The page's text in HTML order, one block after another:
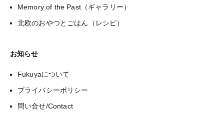
Memory of the Past（ギャラリー）
北欧のおやつとごはん（レシピ）
お知らせ
Fukuyaについて
プライバシーポリシー
問い合せ/Contact